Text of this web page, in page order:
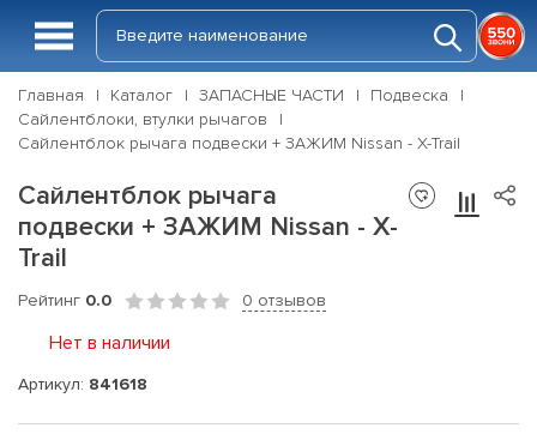
Главная Каталог ЗАПАСНЫЕ ЧАСТИ
Подвеска
Сайлентблоки, втулки рычагов
Сайлентблок рычага подвески + ЗАЖИМ Nissan - X-Trail
Сайлентблок рычага
подвески + ЗАЖИМ Nissan - X-
Trail
Рейтинг 0.0 0 отзывов
Нет в наличии
Артикул: 841618